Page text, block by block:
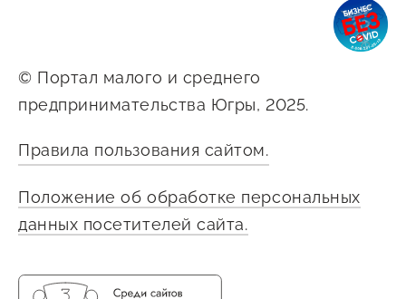
© Портал малого и среднего
предпринимательства Югры, 2025.
Правила пользования сайтом.
Положение об обработке персональных
данных посетителей сайта.